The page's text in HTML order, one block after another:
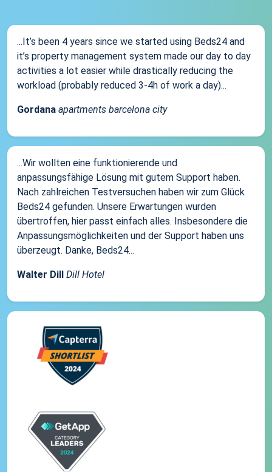
...It’s been 4 years since we started using Beds24 and
it’s property management system made our day to day
activities a lot easier while drastically reducing the
workload (probably reduced 3-4h of work a day)...
Gordana apartments barcelona city
...Wir wollten eine funktionierende und
anpassungsfähige Lösung mit gutem Support haben.
Nach zahlreichen Testversuchen haben wir zum Glück
Beds24 gefunden. Unsere Erwartungen wurden
übertroffen, hier passt einfach alles. Insbesondere die
Anpassungsmöglichkeiten und der Support haben uns
überzeugt. Danke, Beds24...
Walter Dill Dill Hotel